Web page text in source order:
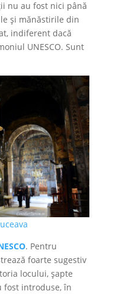
nu au fost nici până
şi mănăstirile din
indiferent dacă
UNESCO. Sunt
. Pentru
foarte sugestiv
locului, şapte
fost introduse, în